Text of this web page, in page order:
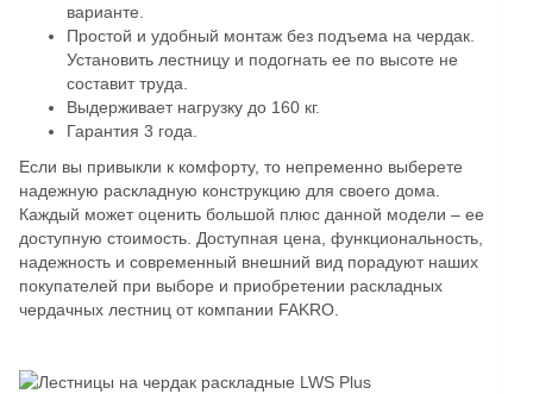
варианте.
Простой и удобный монтаж без подъема на чердак.
Установить лестницу и подогнать ее по высоте не
составит труда.
Выдерживает нагрузку до 160 кг.
Гарантия 3 года.
Если вы привыкли к комфорту, то непременно выберете
надежную раскладную конструкцию для своего дома.
Каждый может оценить большой плюс данной модели – ее
доступную стоимость. Доступная цена, функциональность,
надежность и современный внешний вид порадуют наших
покупателей при выборе и приобретении раскладных
чердачных лестниц от компании FAKRO.